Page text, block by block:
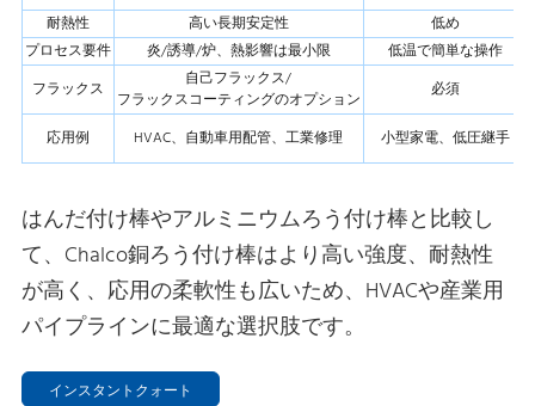
耐熱性
高い長期安定性 低め
プロセス要件
炎/誘導/炉、熱影響は最小限
低温で簡単な操作
フラックス
自己フラックス/
フラックスコーティングのオプション
必須
応用例 HVAC、自動車用配管、工業修理 小型家電、低圧継手
はんだ付け棒やアルミニウムろう付け棒と比較し
て、Chalco銅ろう付け棒はより高い強度、耐熱性
が高く、応用の柔軟性も広いため、HVACや産業用
パイプラインに最適な選択肢です。
インスタントクォート